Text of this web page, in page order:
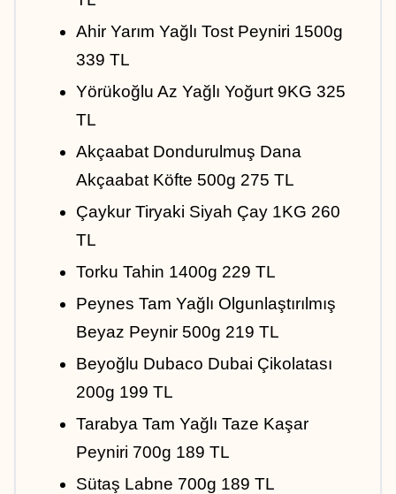
Ahir Yarım Yağlı Tost Peyniri 1500g
339 TL
Yörükoğlu Az Yağlı Yoğurt 9KG 325
TL
Akçaabat Dondurulmuş Dana
Akçaabat Köfte 500g 275 TL
Çaykur Tiryaki Siyah Çay 1KG 260
TL
Torku Tahin 1400g 229 TL
Peynes Tam Yağlı Olgunlaştırılmış
Beyaz Peynir 500g 219 TL
Beyoğlu Dubaco Dubai Çikolatası
200g 199 TL
Tarabya Tam Yağlı Taze Kaşar
Peyniri 700g 189 TL
Sütaş Labne 700g 189 TL